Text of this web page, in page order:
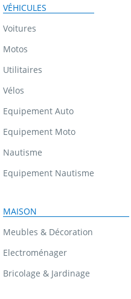
VÉHICULES
Voitures
Motos
Utilitaires
Vélos
Equipement Auto
Equipement Moto
Nautisme
Equipement Nautisme
MAISON
Meubles & Décoration
Electroménager
Bricolage & Jardinage